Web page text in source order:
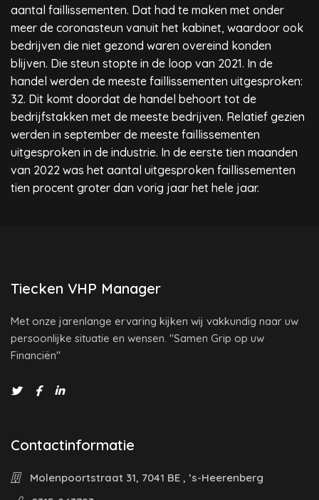
aantal faillissementen. Dat had te maken met onder
meer de coronasteun vanuit het kabinet, waardoor ook
bedrijven die niet gezond waren overeind konden
blijven. Die steun stopte in de loop van 2021. In de
handel werden de meeste faillissementen uitgesproken:
32. Dit komt doordat de handel behoort tot de
bedrijfstakken met de meeste bedrijven. Relatief gezien
werden in september de meeste faillissementen
uitgesproken in de industrie. In de eerste tien maanden
van 2022 was het aantal uitgesproken faillissementen
tien procent groter dan vorig jaar het hele jaar.
Tiecken VHP Manager
Met onze jarenlange ervaring kijken wij vakkundig naar uw
persoonlijke situatie en wensen. "Samen Grip op uw
Financiën"
Contactinformatie
Molenpoortstraat 31, 7041 BE , ’s-Heerenberg